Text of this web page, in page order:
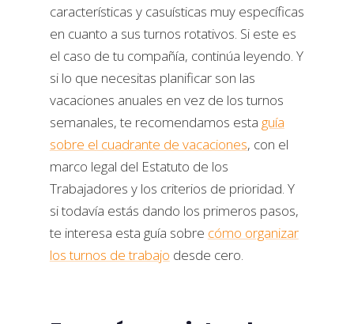
características y casuísticas muy específicas
en cuanto a sus turnos rotativos. Si este es
el caso de tu compañía, continúa leyendo. Y
si lo que necesitas planificar son las
vacaciones anuales en vez de los turnos
semanales, te recomendamos esta guía
sobre el cuadrante de vacaciones, con el
marco legal del Estatuto de los
Trabajadores y los criterios de prioridad. Y
si todavía estás dando los primeros pasos,
te interesa esta guía sobre cómo organizar
los turnos de trabajo desde cero.